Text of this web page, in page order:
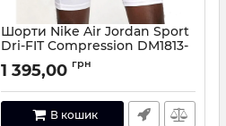
Шорти Nike Air Jordan Sport
Dri-FIT Compression DM1813-
Артикул: DM1813-100-XXL
1 395,00 грн
В кошик